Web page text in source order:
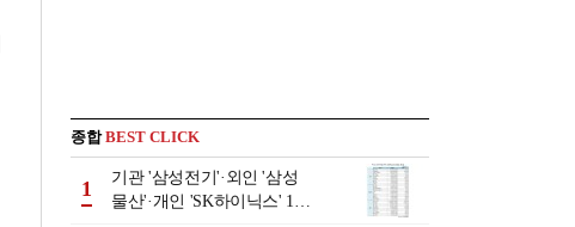
종합BEST CLICK
1
기관 '삼성전기'·외인 '삼성
물산'·개인 'SK하이닉스' 1위